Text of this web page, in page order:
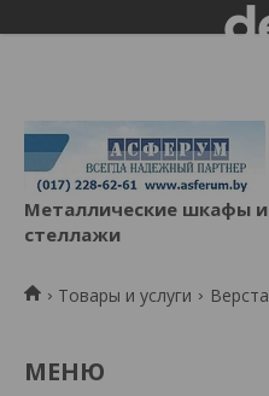
Металлические шкафы и
стеллажи
Товары и услуги